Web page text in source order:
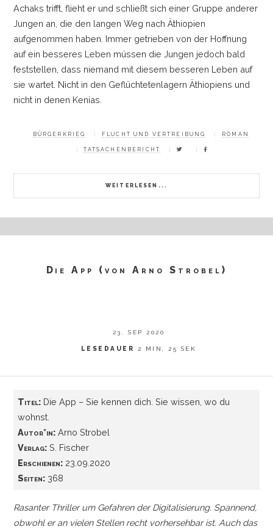
Achaks trifft, flieht er und schließt sich einer Gruppe anderer
Jungen an, die den langen Weg nach Äthiopien
aufgenommen haben. Immer getrieben von der Hoffnung
auf ein besseres Leben müssen die Jungen jedoch bald
feststellen, dass niemand mit diesem besseren Leben auf
sie wartet. Nicht in den Geflüchtetenlagern Äthiopiens und
nicht in denen Kenias.
WEITERLESEN...
BÜRGERKRIEG FLUCHT UND VERTREIBUNG ROMAN
TATSACHENBERICHT
Die App (von Arno Strobel)
23. SEP 2020
LESEDAUER 2 MIN, 25 SEK
Titel:Die App – Sie kennen dich. Sie wissen, wo du
wohnst.
Autor*in:Arno Strobel
Verlag:S. Fischer
Erschienen:23.09.2020
Seiten:368
Rasanter Thriller um Gefahren der Digitalisierung. Spannend,
obwohl er an vielen Stellen recht vorhersehbar ist. Auch das